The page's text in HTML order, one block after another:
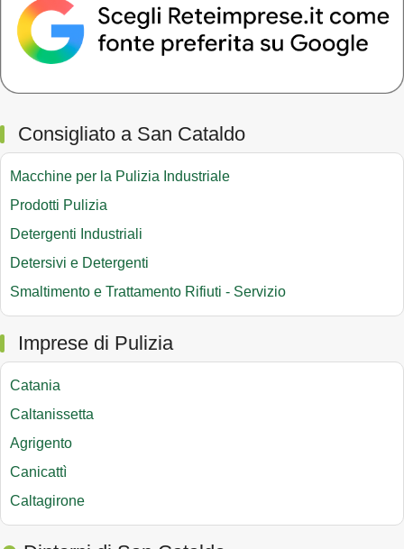
Consigliato a San Cataldo
Macchine per la Pulizia Industriale
Prodotti Pulizia
Detergenti Industriali
Detersivi e Detergenti
Smaltimento e Trattamento Rifiuti - Servizio
Imprese di Pulizia
Catania
Caltanissetta
Agrigento
Canicattì
Caltagirone